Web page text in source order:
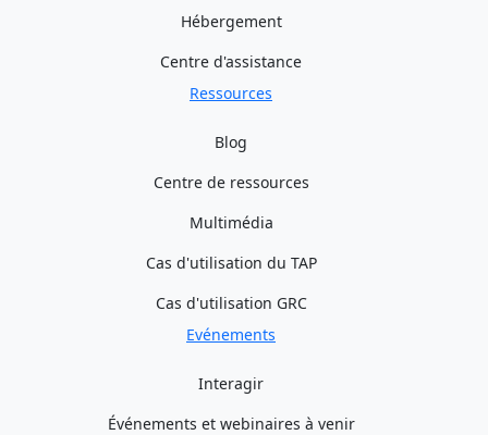
Hébergement
Centre d'assistance
Ressources
Blog
Centre de ressources
Multimédia
Cas d'utilisation du TAP
Cas d'utilisation GRC
Evénements
Interagir
Événements et webinaires à venir